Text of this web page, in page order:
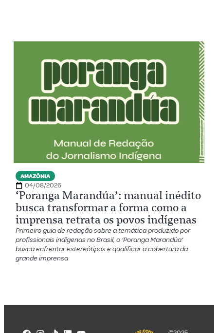
AMAZÔNIA
04/08/2026
‘Poranga Marandúa’: manual inédito
busca transformar a forma como a
imprensa retrata os povos indígenas
Primeiro guia de redação sobre a temática produzido por
profissionais indígenas no Brasil, o ‘Poranga Marandúa’
busca enfrentar estereótipos e qualificar a cobertura da
grande imprensa